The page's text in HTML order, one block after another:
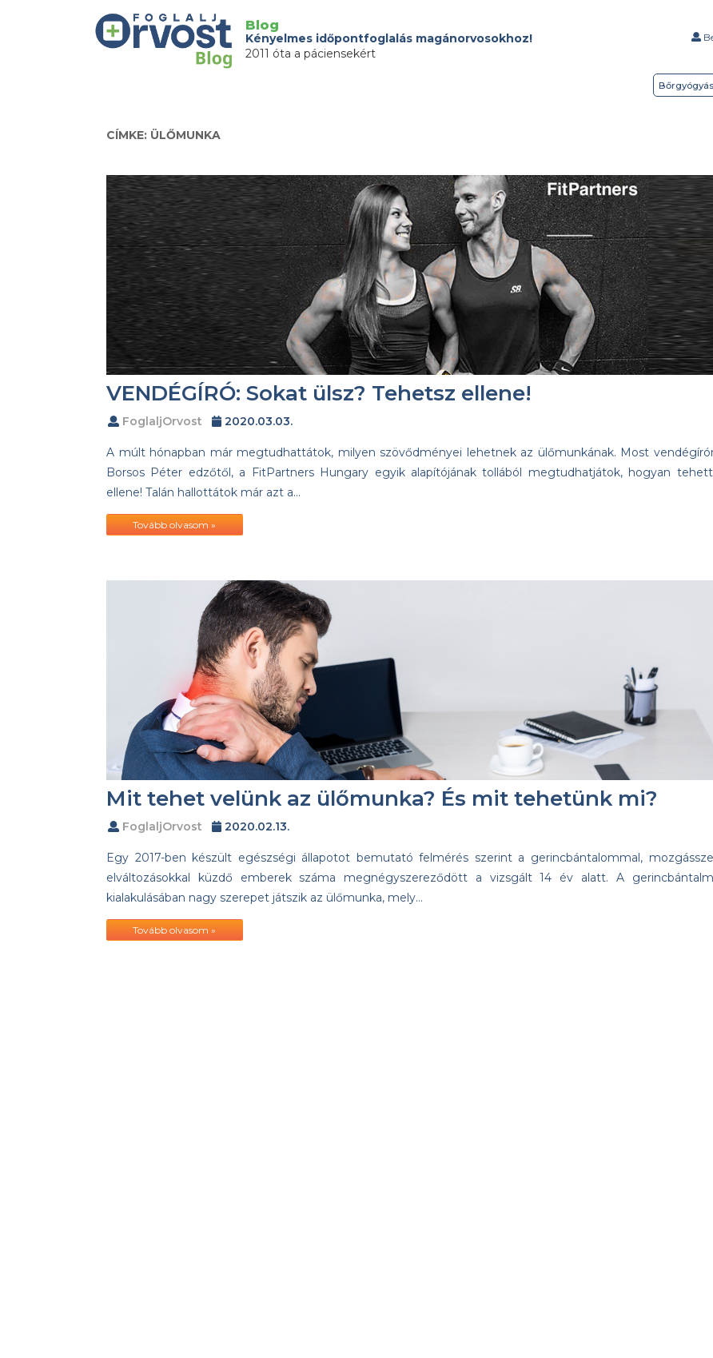
Blog
Kényelmes időpontfoglalás magánorvosokhoz!
2011 óta a páciensekért
CÍMKE: ÜLŐMUNKA
VENDÉGÍRÓ: Sokat ülsz? Tehetsz ellene!
FoglaljOrvost 2020.03.03.
A múlt hónapban már megtudhattátok, milyen szövődményei lehetnek az ülőmunkának. Most
Borsos Péter edzőtől, a FitPartners Hungary egyik alapítójának tollából megtudhatjátok, hogyan
ellene! Talán hallottátok már azt a…
Tovább olvasom »
Mit tehet velünk az ülőmunka? És mit tehetünk mi?
FoglaljOrvost 2020.02.13.
Egy 2017-ben készült egészségi állapotot bemutató felmérés szerint a gerincbántalommal,
elváltozásokkal küzdő emberek száma megnégyszereződött a vizsgált 14 év alatt. A
kialakulásában nagy szerepet játszik az ülőmunka, mely…
Tovább olvasom »